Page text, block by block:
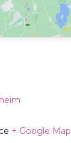
+ Google Map